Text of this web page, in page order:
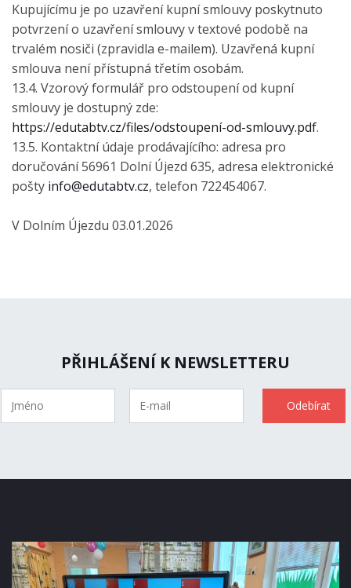
Kupujícímu je po uzavření kupní smlouvy poskytnuto
potvrzení o uzavření smlouvy v textové podobě na
trvalém nosiči (zpravidla e-mailem). Uzavřená kupní
smlouva není přístupná třetím osobám.
13.4. Vzorový formulář pro odstoupení od kupní
smlouvy je dostupný zde:
https://edutabtv.cz/files/odstoupení-od-smlouvy.pdf.
13.5. Kontaktní údaje prodávajícího: adresa pro
doručování 56961 Dolní Újezd 635, adresa elektronické
pošty info@edutabtv.cz, telefon 722454067.
V Dolním Újezdu 03.01.2026
PŘIHLÁŠENÍ K NEWSLETTERU